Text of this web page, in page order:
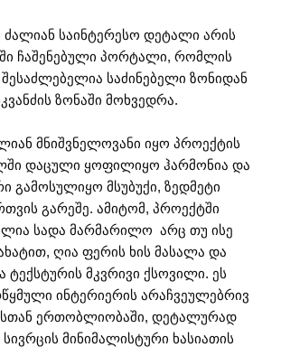
ძალიან საინტერესო დეტალი არის
ჩაშენებული პორტალი, რომლის
საძინებელი ზონიდან
ზონაში მოხვედრა.
მნიშვნელოვანი იყო პროექტის
დაცული ყოფილიყო ჰარმონია და
გამოსულიყო მსუბუქი, ზედმეტი
გარეშე. ამიტომ, პროექტში
სადა მარმარილო არც თუ ისე
ღია ფერის ხის მასალა და
ტექსტურის მკვრივი ქსოვილი. ეს
ინტერიერის არაჩვეულებრივ
ერთობლიობაში, დეტალურად
სივრცის მინიმალისტური ხასიათის